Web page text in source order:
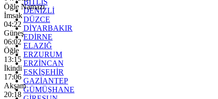
BİTLİS
DENİZLİ
DÜZCE
DİYARBAKIR
EDİRNE
ELAZIĞ
ERZURUM
ERZİNCAN
ESKİŞEHİR
GAZİANTEP
GÜMÜŞHANE
Öğle Namazı
İmsak
04:22
Güneş
06:02
Öğle
13:15
İkindi
17:06
Akşam
20:18